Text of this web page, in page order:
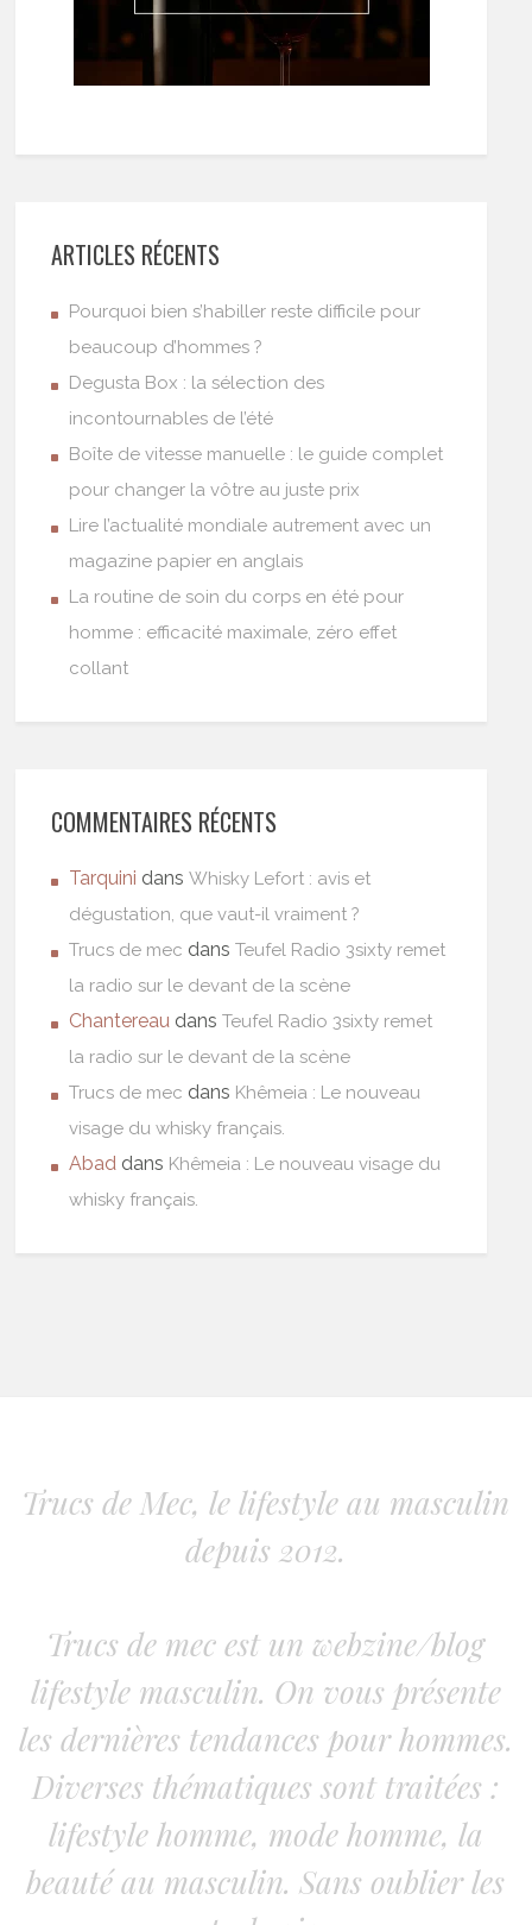
ARTICLES RÉCENTS
Pourquoi bien s’habiller reste difficile pour
beaucoup d’hommes ?
Degusta Box : la sélection des
incontournables de l’été
Boîte de vitesse manuelle : le guide complet
pour changer la vôtre au juste prix
Lire l’actualité mondiale autrement avec un
magazine papier en anglais
La routine de soin du corps en été pour
homme : efficacité maximale, zéro effet
collant
COMMENTAIRES RÉCENTS
Tarquini dansWhisky Lefort : avis et
dégustation, que vaut-il vraiment ?
Trucs de mec dansTeufel Radio 3sixty remet
la radio sur le devant de la scène
Chantereau dansTeufel Radio 3sixty remet
la radio sur le devant de la scène
Trucs de mec dans Khêmeia : Le nouveau
visage du whisky français.
Abad dans Khêmeia : Le nouveau visage du
whisky français.
Trucs de Mec, le lifestyle au masculin
depuis 2012.
Trucs de mec est un webzine/blog
lifestyle masculin. On vous présente
les dernières tendances pour hommes.
Diverses thématiques sont traitées :
lifestyle homme, mode homme, la
beauté au masculin. Sans oublier les